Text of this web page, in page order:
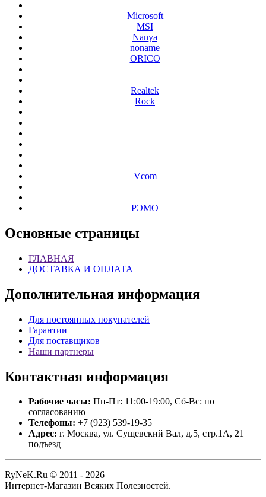
Microsoft
MSI
Nanya
noname
ORICO
Realtek
Rock
Vcom
РЭМО
Основные страницы
ГЛАВНАЯ
ДОСТАВКА И ОПЛАТА
Дополнительная информация
Для постоянных покупателей
Гарантии
Для поставщиков
Наши партнеры
Контактная информация
Рабочие часы: Пн-Пт: 11:00-19:00, Сб-Вс: по
согласованию
Телефоны: +7 (923) 539-19-35
Адрес: г. Москва, ул. Сущевский Вал, д.5, стр.1А, 21
подъезд
RyNeK.Ru © 2011 - 2026
Интернет-Магазин Всяких Полезностей.